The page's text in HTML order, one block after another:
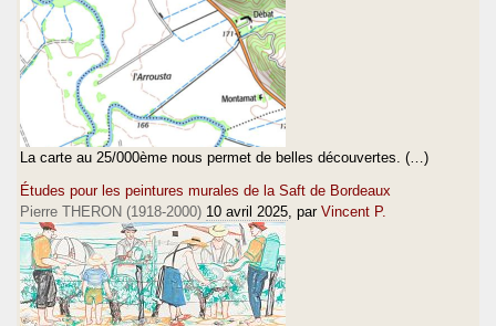
La carte au 25/000ème nous permet de belles découvertes. (…)
Études pour les peintures murales de la Saft de Bordeaux
Pierre THERON (1918-2000) 10 avril 2025 , par Vincent P.